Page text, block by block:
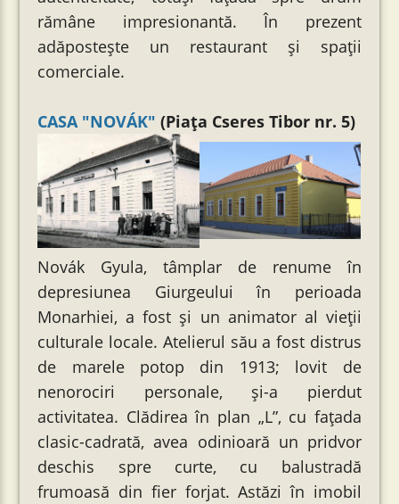
rămâne impresionantă. În prezent
adăpostește un restaurant și spații
comerciale.
CASA "NOVÁK" (Piața Cseres Tibor nr. 5)
Novák Gyula, tâmplar de renume în
depresiunea Giurgeului în perioada
Monarhiei, a fost și un animator al vieții
culturale locale. Atelierul său a fost distrus
de marele potop din 1913; lovit de
nenorociri personale, și-a pierdut
activitatea. Clădirea în plan „L”, cu fațada
clasic-cadrată, avea odinioară un pridvor
deschis spre curte, cu balustradă
frumoasă din fier forjat. Astăzi în imobil